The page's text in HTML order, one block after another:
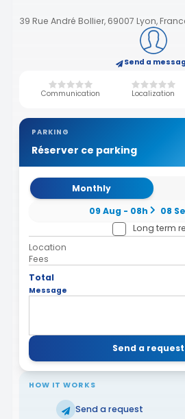
39 Rue André Bollier, 69007 Lyon,
Send a
Communication Localization
PARKING
Réserver ce parking
Monthly
09 Aug - 08h
08
Long term
Location
Fees
Total
Message
Send a request
HOW IT WORKS
Send a request